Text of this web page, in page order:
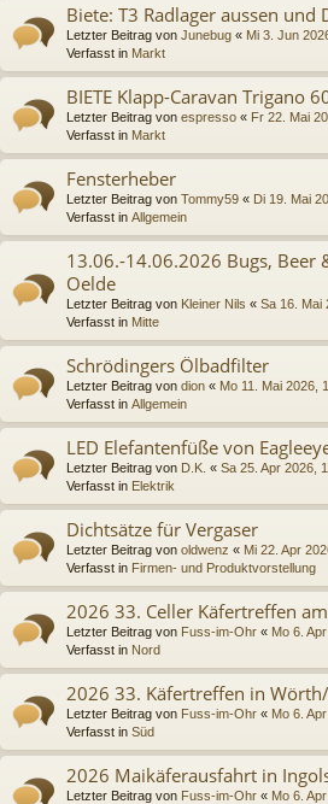
Biete: T3 Radlager aussen und
Letzter Beitrag von Junebug « Mi 3. Jun
Verfasst in Markt
BIETE Klapp-Caravan Trigano
Letzter Beitrag von espresso « Fr 22. Mai
Verfasst in Markt
Fensterheber
Letzter Beitrag von Tommy59 « Di 19. Mai
Verfasst in Allgemein
13.06.-14.06.2026 Bugs, Beer
Oelde
Letzter Beitrag von Kleiner Nils « Sa 16. Mai
Verfasst in Mitte
Schrödingers Ölbadfilter
Letzter Beitrag von dion « Mo 11. Mai 2026,
Verfasst in Allgemein
LED Elefantenfüße von
Letzter Beitrag von D.K. « Sa 25. Apr 2026,
Verfasst in Elektrik
Dichtsätze für Vergaser
Letzter Beitrag von oldwenz « Mi 22. Apr
Verfasst in Firmen- und Produktvorstellung
2026 33. Celler Käfertreffen
Letzter Beitrag von Fuss-im-Ohr « Mo 6.
Verfasst in Nord
2026 33. Käfertreffen in
Letzter Beitrag von Fuss-im-Ohr « Mo 6.
Verfasst in Süd
2026 Maikäferausfahrt in
Letzter Beitrag von Fuss-im-Ohr « Mo 6.